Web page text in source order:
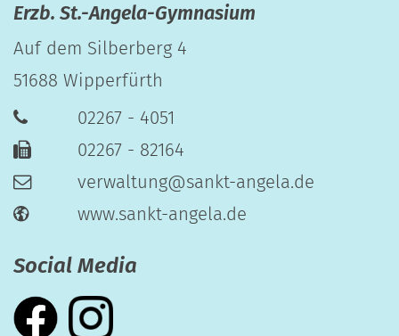
Erzb. St.-Angela-Gymnasium
Auf dem Silberberg 4
51688 Wipperfürth
02267 - 4051
02267 - 82164
verwaltung@sankt-angela.de
www.sankt-angela.de
Social Media